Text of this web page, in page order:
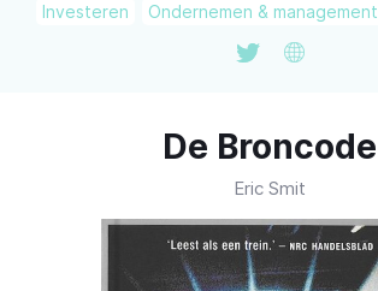
Investeren Ondernemen & management
De Broncode
Eric Smit